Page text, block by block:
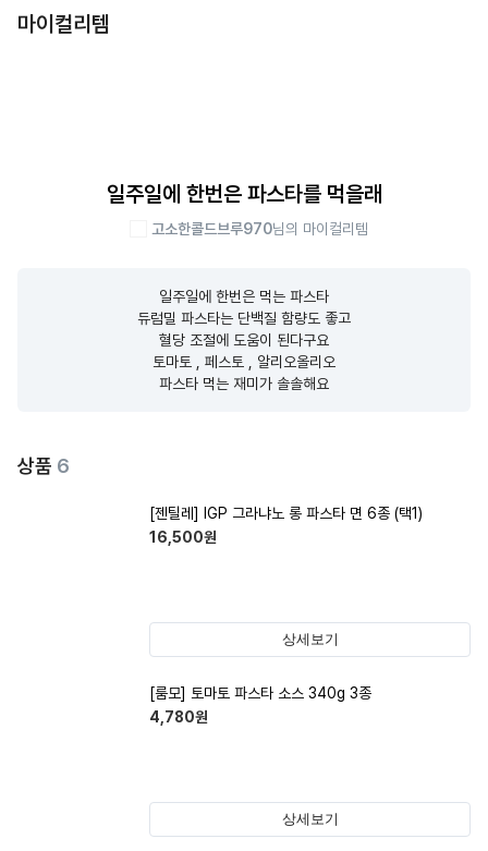
마이컬리템
일주일에 한번은 파스타를 먹을래
고소한콜드브루970님의 마이컬리템
일주일에 한번은 먹는 파스타
듀럼밀 파스타는 단백질 함량도 좋고
혈당 조절에 도움이 된다구요
토마토 , 페스토 , 알리오올리오
파스타 먹는 재미가 솔솔해요
상품 6
[젠틸레] IGP 그라냐노 롱 파스타 면 6종 (택1)
16,500원
상세보기
[룸모] 토마토 파스타 소스 340g 3종
4,780원
상세보기